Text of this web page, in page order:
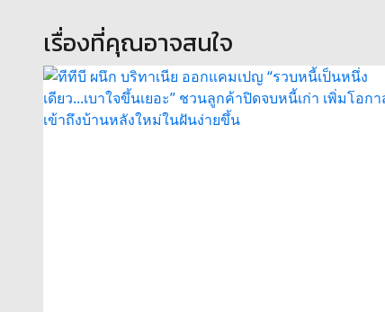
เรื่องที่คุณอาจสนใจ